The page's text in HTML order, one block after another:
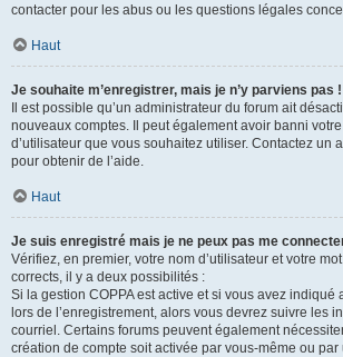
contacter pour les abus ou les questions légales
Haut
Je souhaite m’enregistrer, mais je n’y parviens pas !
Il est possible qu’un administrateur du forum ait
nouveaux comptes. Il peut également avoir banni
d’utilisateur que vous souhaitez utiliser. Contactez un
pour obtenir de l’aide.
Haut
Je suis enregistré mais je ne peux pas me
Vérifiez, en premier, votre nom d’utilisateur et votre
corrects, il y a deux possibilités :
Si la gestion COPPA est active et si vous avez indiqué
lors de l’enregistrement, alors vous devrez suivre les
courriel. Certains forums peuvent également
création de compte soit activée par vous-même ou